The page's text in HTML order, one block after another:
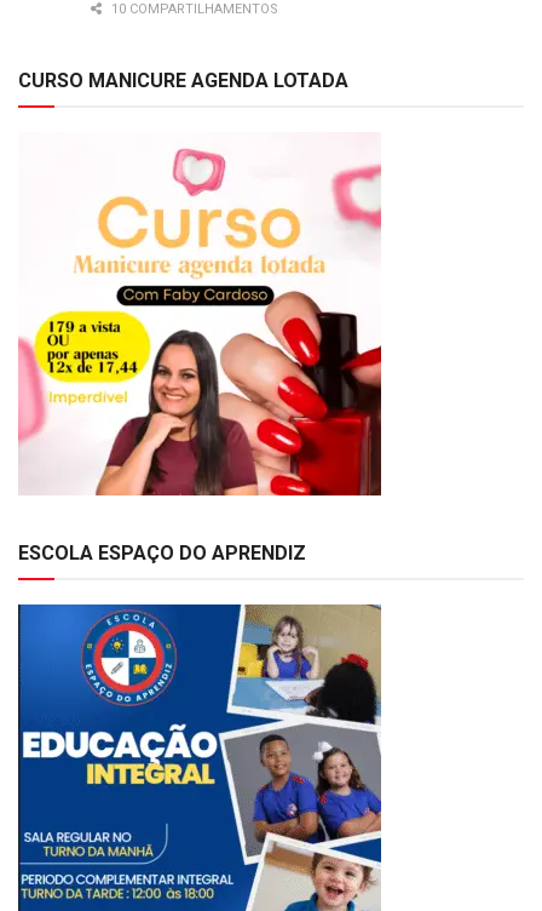
10 COMPARTILHAMENTOS
CURSO MANICURE AGENDA LOTADA
ESCOLA ESPAÇO DO APRENDIZ